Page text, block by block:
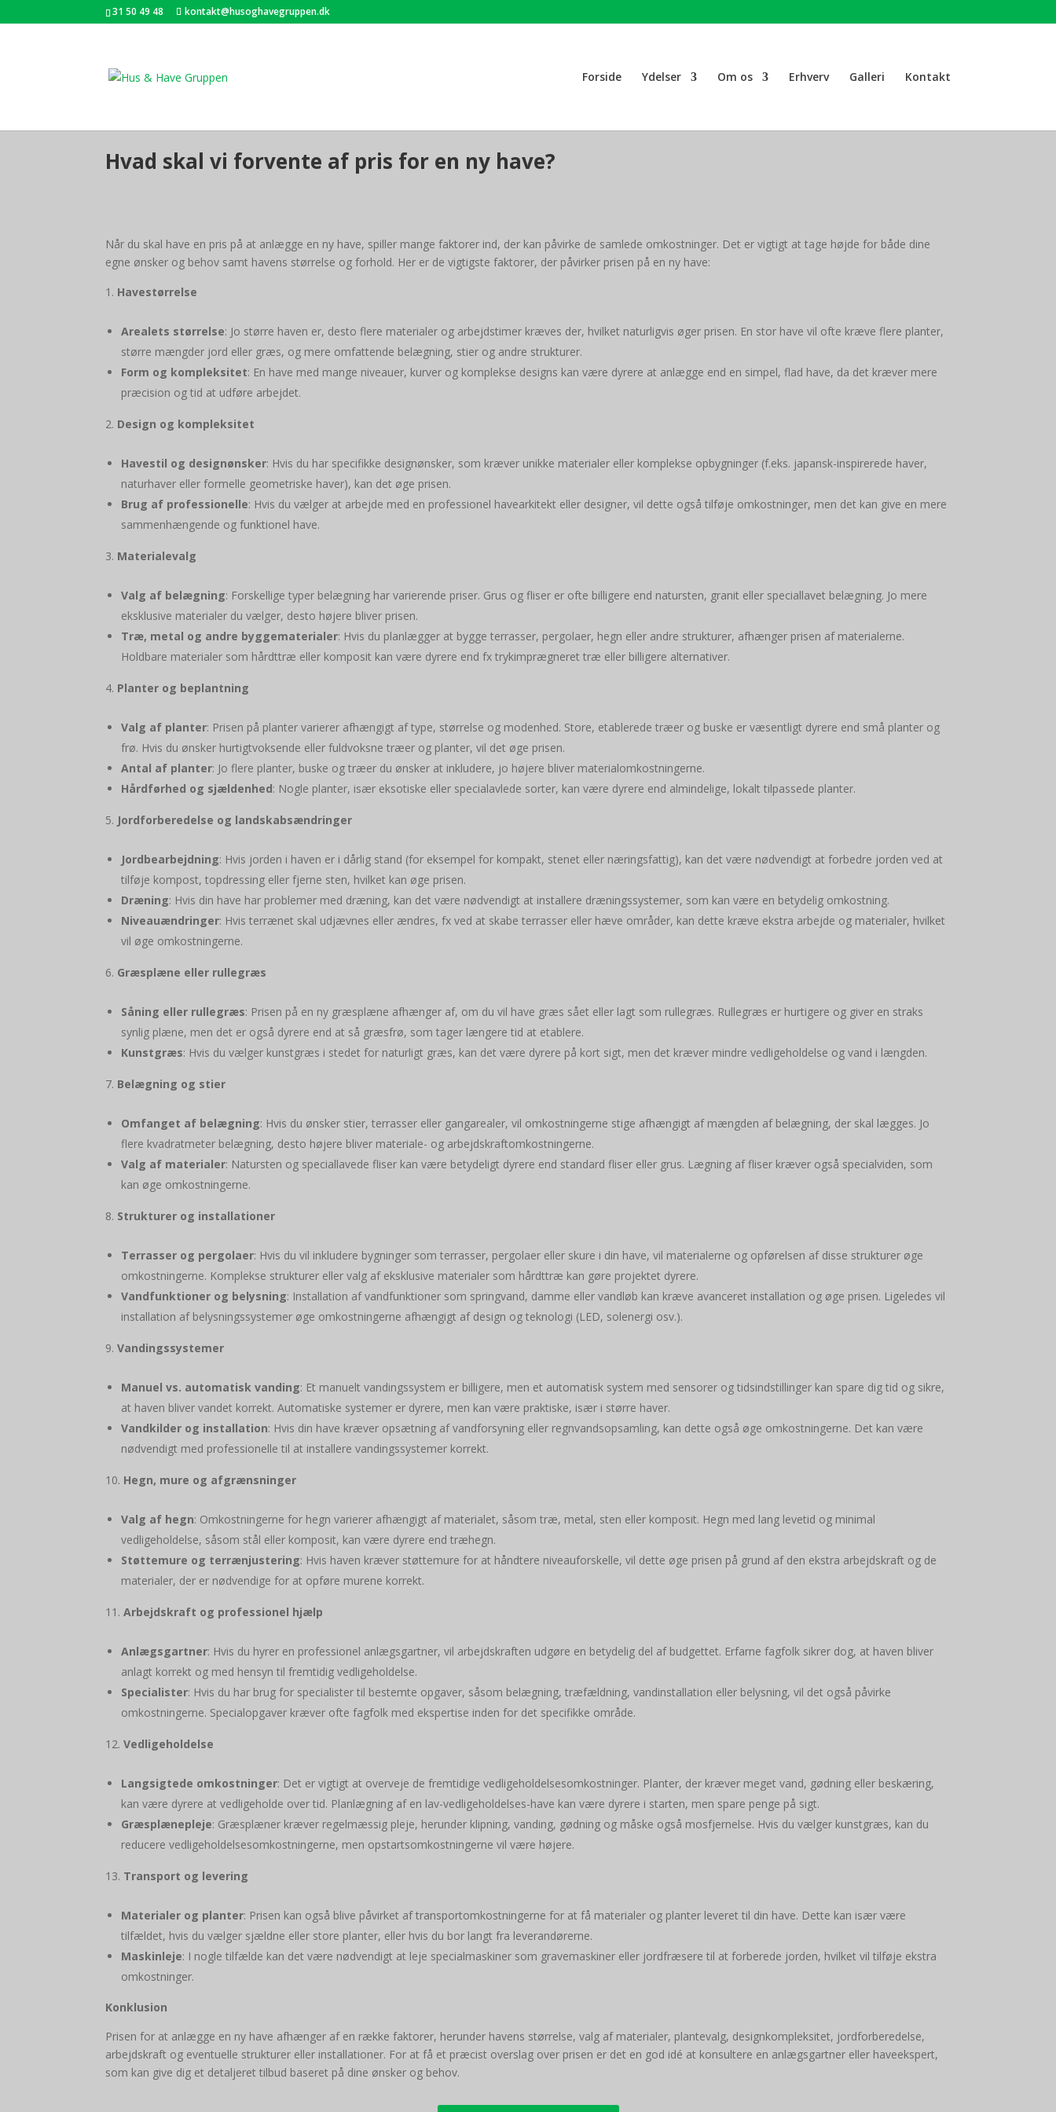
31 50 49 48 kontakt@husoghavegruppen.dk
Forside Ydelser Om os Erhverv Galleri Kontakt
Hvad skal vi forvente af pris for en ny have?
Når du skal have en pris på at anlægge en ny have, spiller mange faktorer ind, der kan påvirke de samlede omkostninger. Det er vigtigt at tage højde for både dine
egne ønsker og behov samt havens størrelse og forhold. Her er de vigtigste faktorer, der påvirker prisen på en ny have:
Havestørrelse
Arealets størrelse: Jo større haven er, desto flere materialer og arbejdstimer kræves der, hvilket naturligvis øger prisen. En stor have vil ofte kræve flere planter,
større mængder jord eller græs, og mere omfattende belægning, stier og andre strukturer.
Form og kompleksitet: En have med mange niveauer, kurver og komplekse designs kan være dyrere at anlægge end en simpel, flad have, da det kræver mere
præcision og tid at udføre arbejdet.
Design og kompleksitet
Havestil og designønsker: Hvis du har specifikke designønsker, som kræver unikke materialer eller komplekse opbygninger (f.eks. japansk-inspirerede haver,
naturhaver eller formelle geometriske haver), kan det øge prisen.
Brug af professionelle: Hvis du vælger at arbejde med en professionel havearkitekt eller designer, vil dette også tilføje omkostninger, men det kan give en mere
sammenhængende og funktionel have.
Materialevalg
Valg af belægning: Forskellige typer belægning har varierende priser. Grus og fliser er ofte billigere end natursten, granit eller speciallavet belægning. Jo mere
eksklusive materialer du vælger, desto højere bliver prisen.
Træ, metal og andre byggematerialer: Hvis du planlægger at bygge terrasser, pergolaer, hegn eller andre strukturer, afhænger prisen af materialerne.
Holdbare materialer som hårdttræ eller komposit kan være dyrere end fx trykimprægneret træ eller billigere alternativer.
Planter og beplantning
Valg af planter: Prisen på planter varierer afhængigt af type, størrelse og modenhed. Store, etablerede træer og buske er væsentligt dyrere end små planter og
frø. Hvis du ønsker hurtigtvoksende eller fuldvoksne træer og planter, vil det øge prisen.
Antal af planter: Jo flere planter, buske og træer du ønsker at inkludere, jo højere bliver materialomkostningerne.
Hårdførhed og sjældenhed: Nogle planter, især eksotiske eller specialavlede sorter, kan være dyrere end almindelige, lokalt tilpassede planter.
Jordforberedelse og landskabsændringer
Jordbearbejdning: Hvis jorden i haven er i dårlig stand (for eksempel for kompakt, stenet eller næringsfattig), kan det være nødvendigt at forbedre jorden ved at
tilføje kompost, topdressing eller fjerne sten, hvilket kan øge prisen.
Dræning: Hvis din have har problemer med dræning, kan det være nødvendigt at installere dræningssystemer, som kan være en betydelig omkostning.
Niveauændringer: Hvis terrænet skal udjævnes eller ændres, fx ved at skabe terrasser eller hæve områder, kan dette kræve ekstra arbejde og materialer, hvilket
vil øge omkostningerne.
Græsplæne eller rullegræs
Såning eller rullegræs: Prisen på en ny græsplæne afhænger af, om du vil have græs sået eller lagt som rullegræs. Rullegræs er hurtigere og giver en straks
synlig plæne, men det er også dyrere end at så græsfrø, som tager længere tid at etablere.
Kunstgræs: Hvis du vælger kunstgræs i stedet for naturligt græs, kan det være dyrere på kort sigt, men det kræver mindre vedligeholdelse og vand i længden.
Belægning og stier
Omfanget af belægning: Hvis du ønsker stier, terrasser eller gangarealer, vil omkostningerne stige afhængigt af mængden af belægning, der skal lægges. Jo
flere kvadratmeter belægning, desto højere bliver materiale- og arbejdskraftomkostningerne.
Valg af materialer: Natursten og speciallavede fliser kan være betydeligt dyrere end standard fliser eller grus. Lægning af fliser kræver også specialviden, som
kan øge omkostningerne.
Strukturer og installationer
Terrasser og pergolaer: Hvis du vil inkludere bygninger som terrasser, pergolaer eller skure i din have, vil materialerne og opførelsen af disse strukturer øge
omkostningerne. Komplekse strukturer eller valg af eksklusive materialer som hårdttræ kan gøre projektet dyrere.
Vandfunktioner og belysning: Installation af vandfunktioner som springvand, damme eller vandløb kan kræve avanceret installation og øge prisen. Ligeledes vil
installation af belysningssystemer øge omkostningerne afhængigt af design og teknologi (LED, solenergi osv.).
Vandingssystemer
Manuel vs. automatisk vanding: Et manuelt vandingssystem er billigere, men et automatisk system med sensorer og tidsindstillinger kan spare dig tid og sikre,
at haven bliver vandet korrekt. Automatiske systemer er dyrere, men kan være praktiske, især i større haver.
Vandkilder og installation: Hvis din have kræver opsætning af vandforsyning eller regnvandsopsamling, kan dette også øge omkostningerne. Det kan være
nødvendigt med professionelle til at installere vandingssystemer korrekt.
Hegn, mure og afgrænsninger
Valg af hegn: Omkostningerne for hegn varierer afhængigt af materialet, såsom træ, metal, sten eller komposit. Hegn med lang levetid og minimal
vedligeholdelse, såsom stål eller komposit, kan være dyrere end træhegn.
Støttemure og terrænjustering: Hvis haven kræver støttemure for at håndtere niveauforskelle, vil dette øge prisen på grund af den ekstra arbejdskraft og de
materialer, der er nødvendige for at opføre murene korrekt.
Arbejdskraft og professionel hjælp
Anlægsgartner: Hvis du hyrer en professionel anlægsgartner, vil arbejdskraften udgøre en betydelig del af budgettet. Erfarne fagfolk sikrer dog, at haven bliver
anlagt korrekt og med hensyn til fremtidig vedligeholdelse.
Specialister: Hvis du har brug for specialister til bestemte opgaver, såsom belægning, træfældning, vandinstallation eller belysning, vil det også påvirke
omkostningerne. Specialopgaver kræver ofte fagfolk med ekspertise inden for det specifikke område.
Vedligeholdelse
Langsigtede omkostninger: Det er vigtigt at overveje de fremtidige vedligeholdelsesomkostninger. Planter, der kræver meget vand, gødning eller beskæring,
kan være dyrere at vedligeholde over tid. Planlægning af en lav-vedligeholdelses-have kan være dyrere i starten, men spare penge på sigt.
Græsplænepleje: Græsplæner kræver regelmæssig pleje, herunder klipning, vanding, gødning og måske også mosfjernelse. Hvis du vælger kunstgræs, kan du
reducere vedligeholdelsesomkostningerne, men opstartsomkostningerne vil være højere.
Transport og levering
Materialer og planter: Prisen kan også blive påvirket af transportomkostningerne for at få materialer og planter leveret til din have. Dette kan især være
tilfældet, hvis du vælger sjældne eller store planter, eller hvis du bor langt fra leverandørerne.
Maskinleje: I nogle tilfælde kan det være nødvendigt at leje specialmaskiner som gravemaskiner eller jordfræsere til at forberede jorden, hvilket vil tilføje ekstra
omkostninger.
Konklusion
Prisen for at anlægge en ny have afhænger af en række faktorer, herunder havens størrelse, valg af materialer, plantevalg, designkompleksitet, jordforberedelse,
arbejdskraft og eventuelle strukturer eller installationer. For at få et præcist overslag over prisen er det en god idé at konsultere en anlægsgartner eller haveekspert,
som kan give dig et detaljeret tilbud baseret på dine ønsker og behov.